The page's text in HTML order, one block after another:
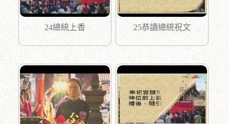
24總統上香 25恭讀總統祝文